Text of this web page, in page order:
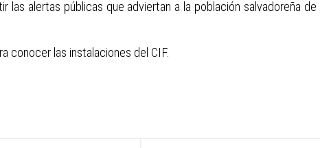
las alertas públicas que adviertan a la población salvadoreña
conocer las instalaciones del CIF.